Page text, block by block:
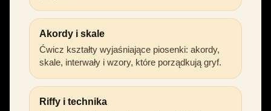
Akordy i skale
Ćwicz kształty wyjaśniające piosenki: akordy,
skale, interwały i wzory, które porządkują gryf.
Riffy i technika